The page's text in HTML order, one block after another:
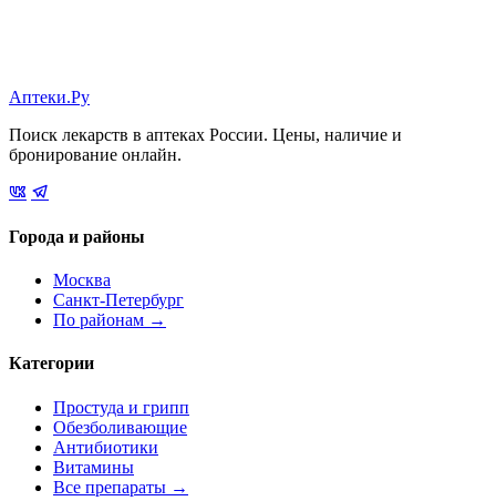
Аптеки.Ру
Поиск лекарств в аптеках России. Цены, наличие и
бронирование онлайн.
Города и районы
Москва
Санкт-Петербург
По районам →
Категории
Простуда и грипп
Обезболивающие
Антибиотики
Витамины
Все препараты →